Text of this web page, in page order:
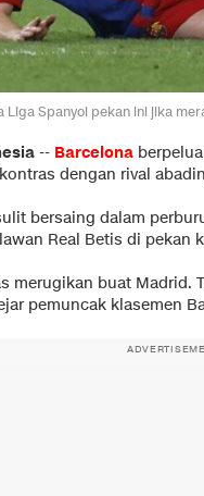
Spanyol pekan ini jika
-- Barcelona
dengan rival
bersaing dalam
Real Betis di pekan
merugikan buat Madrid.
pemuncak klasemen